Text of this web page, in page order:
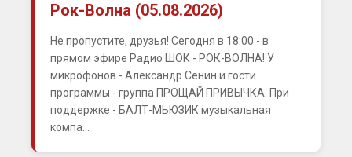
Рок-Волна (05.08.2026)
Не пропустите, друзья! Сегодня в 18:00 - в
прямом эфире Радио ШОК - РОК-ВОЛНА! У
микрофонов - Александр Сенин и гости
программы - группа ПРОЩАЙ ПРИВЫЧКА. При
поддержке - БАЛТ-МЬЮЗИК музыкальная
компа...